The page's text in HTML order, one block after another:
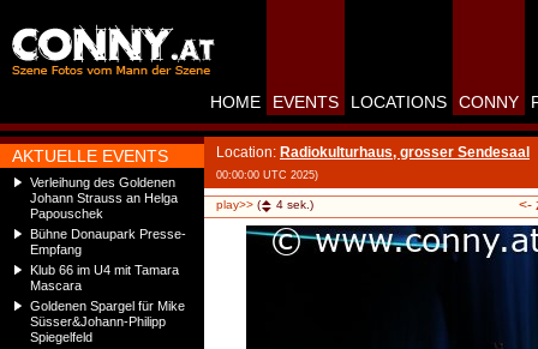
AKTUELLE EVENTS
Verleihung des Goldenen
Johann Strauss an Helga
Papouschek
Bühne Donaupark Presse-
Empfang
Klub 66 im U4 mit Tamara
Mascara
Goldenen Spargel für Mike
Süsser&Johann-Philipp
Spiegelfeld
HOME EVENTS LOCATIONS CONNY
Location: Radiokulturhaus, grosser Sendesaal
00:00:00 UTC 2025)
play>> ( 4 sek.) <-